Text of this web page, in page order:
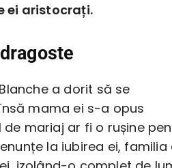
ei aristocrați.
a dorit să se
mama ei s-a opus
mariaj ar fi o rușine
la iubirea ei, familia